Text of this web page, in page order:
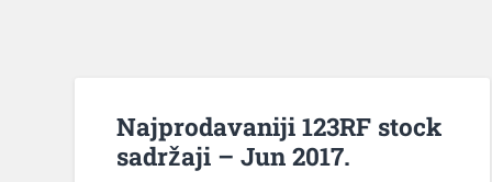
Najprodavaniji 123RF stock
sadržaji – Jun 2017.